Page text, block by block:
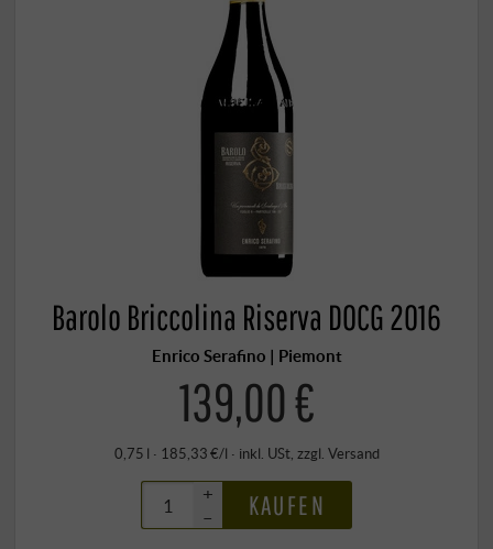
Barolo Briccolina Riserva DOCG 2016
Enrico Serafino | Piemont
139,00 €
0,75 l · 185,33 €/l · inkl. USt, zzgl. Versand
+
–
KAUFEN